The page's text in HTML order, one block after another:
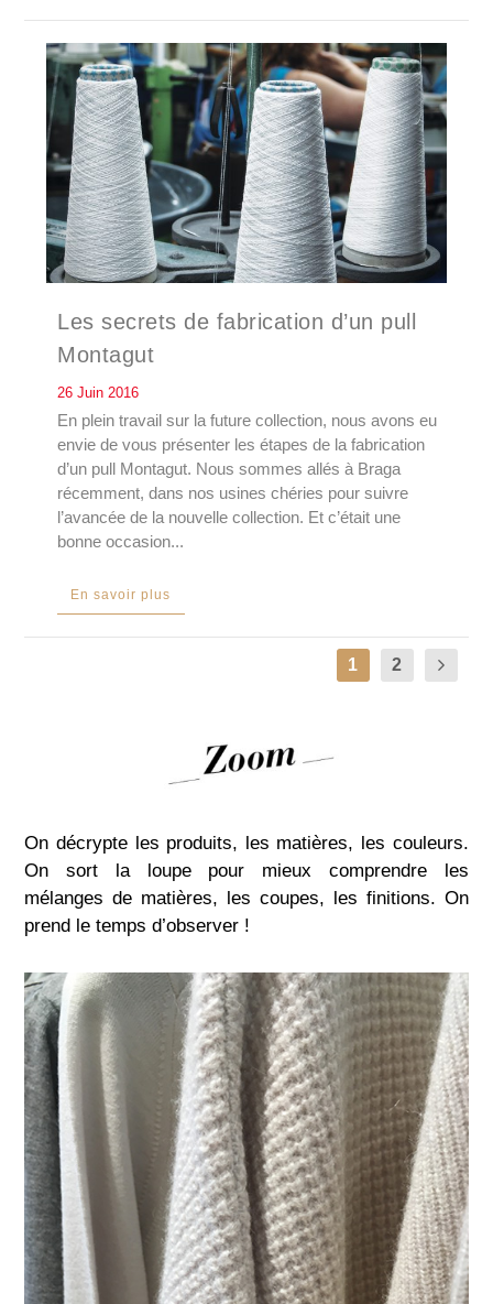
Les secrets de fabrication d’un pull
Montagut
26 Juin 2016
En plein travail sur la future collection, nous avons eu
envie de vous présenter les étapes de la fabrication
d’un pull Montagut. Nous sommes allés à Braga
récemment, dans nos usines chéries pour suivre
l’avancée de la nouvelle collection. Et c’était une
bonne occasion...
En savoir plus
1 2
On décrypte les produits, les matières, les couleurs.
On sort la loupe pour mieux comprendre les
mélanges de matières, les coupes, les finitions. On
prend le temps d’observer !